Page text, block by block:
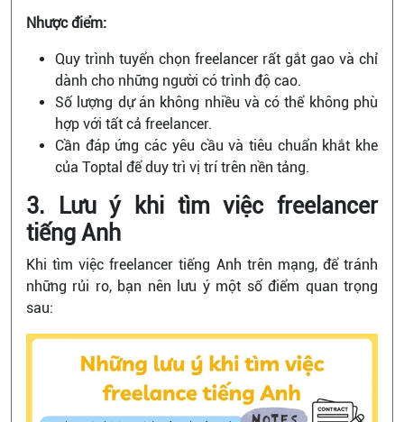
Nhược điểm:
Quy trình tuyển chọn freelancer rất gắt gao và chỉ
dành cho những người có trình độ cao.
Số lượng dự án không nhiều và có thể không phù
hợp với tất cả freelancer.
Cần đáp ứng các yêu cầu và tiêu chuẩn khắt khe
của Toptal để duy trì vị trí trên nền tảng.
3. Lưu ý khi tìm việc freelancer
tiếng Anh
Khi tìm việc freelancer tiếng Anh trên mạng, để tránh
những rủi ro, bạn nên lưu ý một số điểm quan trọng
sau: